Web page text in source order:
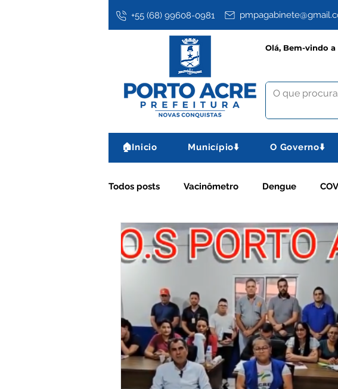
+55 (68) 99608-0981
Olá, Bem-vindo
🏠Inicio Município⬇️ O Governo⬇️
Todos posts Vacinômetro Dengue
Assistência Social Datas comemorativas
Institucional e Governo
Campanhas Comunicado e Aviso
Nota de Esclarecimento Nota Informativa